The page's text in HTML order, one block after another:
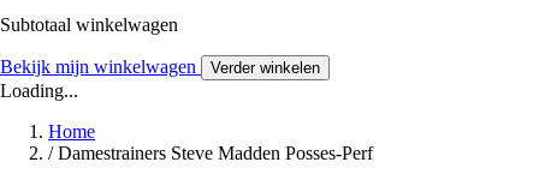
Subtotaal winkelwagen
Bekijk mijn winkelwagen Verder winkelen
Loading...
Home
/ Damestrainers Steve Madden Posses-Perf